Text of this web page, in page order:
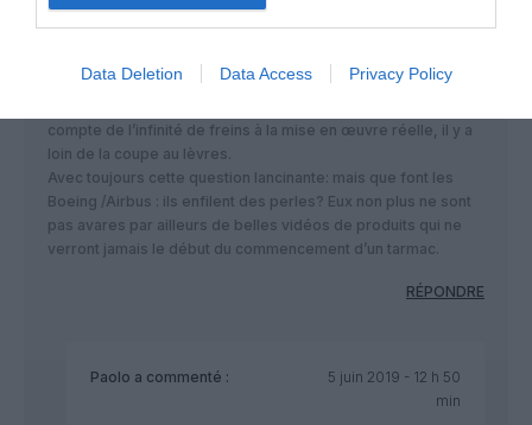
Data Deletion Data Access Privacy Policy
La limite entre recherche réelle ou page de pub géante me
communication?
compte de l’infinité de freins à la mise en œuvre réelle, il y a
loin de la coupe au lèvres.
Avec toujours cette question lancinante: mais que font les
Boeing /Airbus : ils enfilent des perles? Eux non plus ne sont
pas avares par ailleurs de belles vidéos de produits qui ne
verront jamais le début du commencement d’un tarmac.
RÉPONDRE
Paolo a commenté :
5 juin 2019 - 12 h 50
min